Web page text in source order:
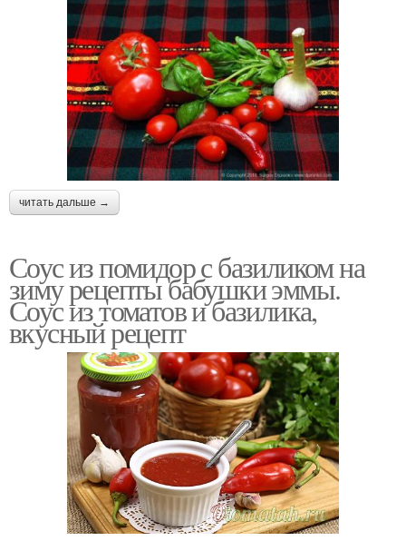
читать дальше →
Соус из помидор с базиликом на
зиму рецепты бабушки эммы.
Соус из томатов и базилика,
вкусный рецепт